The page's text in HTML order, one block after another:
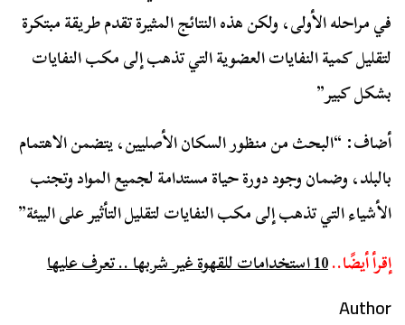
في مراحله الأولى، ولكن هذه النتائج المثيرة تقدم طريقة مبتكرة
لتقليل كمية النفايات العضوية التي تذهب إلى مكب النفايات
بشكل كبير”
أضاف: “البحث من منظور السكان الأصليين، يتضمن الاهتمام
بالبلد، وضمان وجود دورة حياة مستدامة لجميع المواد وتجنب
الأشياء التي تذهب إلى مكب النفايات لتقليل التأثير على البيئة”
إقرأ أيضًا..10 استخدامات للقهوة غير شربها .. تعرف عليها
Author